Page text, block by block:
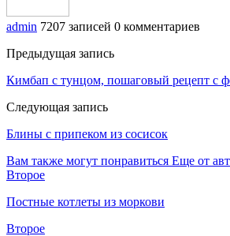
admin 7207 записей 0 комментариев
Предыдущая запись
Кимбап с тунцом, пошаговый рецепт с
Следующая запись
Блины с припеком из сосисок
Вам также могут понравиться Еще от
Второе
Постные котлеты из моркови
Второе